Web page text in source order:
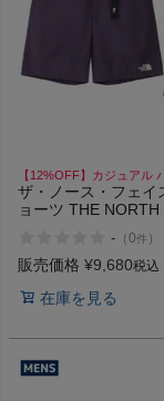
HOKA
もっ
メンズカジュアルウェ
レディースカジュアル
メンズスポーツウェ
【12%OFF】カジュアル
ザ・ノース・フェイ
ョーツ THE NORTH
- （0件 ）
販売価格 ¥9,680税込
在庫を見る